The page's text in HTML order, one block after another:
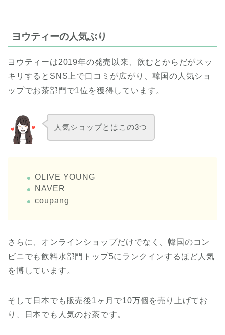
ヨウティーの人気ぶり
ヨウティーは2019年の発売以来、飲むとからだがスッ
キリするとSNS上で口コミが広がり、韓国の人気ショ
ップでお茶部門で1位を獲得しています。
人気ショップとはこの3つ
OLIVE YOUNG
NAVER
coupang
さらに、オンラインショップだけでなく、韓国のコン
ビニでも飲料水部門トップ5にランクインするほど人気
を博しています。
そして日本でも販売後1ヶ月で10万個を売り上げてお
り、日本でも人気のお茶です。